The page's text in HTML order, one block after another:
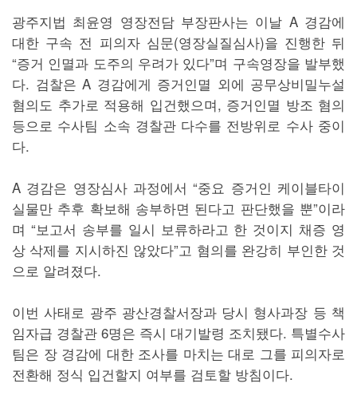
광주지법 최윤영 영장전담 부장판사는 이날 A 경감에
대한 구속 전 피의자 심문(영장실질심사)을 진행한 뒤
“증거 인멸과 도주의 우려가 있다”며 구속영장을 발부했
다. 검찰은 A 경감에게 증거인멸 외에 공무상비밀누설
혐의도 추가로 적용해 입건했으며, 증거인멸 방조 혐의
등으로 수사팀 소속 경찰관 다수를 전방위로 수사 중이
다.
A 경감은 영장심사 과정에서 “중요 증거인 케이블타이
실물만 추후 확보해 송부하면 된다고 판단했을 뿐”이라
며 “보고서 송부를 일시 보류하라고 한 것이지 채증 영
상 삭제를 지시하진 않았다”고 혐의를 완강히 부인한 것
으로 알려졌다.
이번 사태로 광주 광산경찰서장과 당시 형사과장 등 책
임자급 경찰관 6명은 즉시 대기발령 조치됐다. 특별수사
팀은 장 경감에 대한 조사를 마치는 대로 그를 피의자로
전환해 정식 입건할지 여부를 검토할 방침이다.